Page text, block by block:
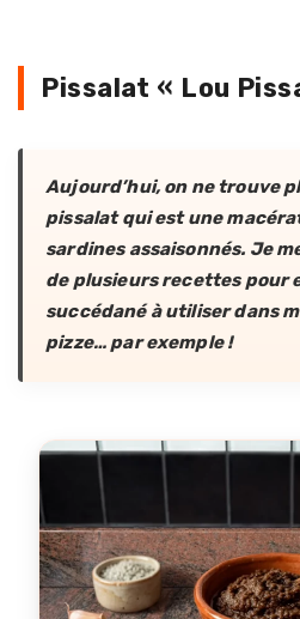
Pissalat « Lou
Aujourd’hui, on ne trouve
pissalat qui est une
sardines assaisonnés. Je
de plusieurs recettes pour
succédané à utiliser dans
pizze… par exemple !